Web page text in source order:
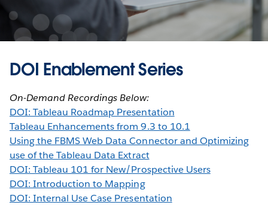
DOI Enablement Series
On-Demand Recordings Below:
DOI: Tableau Roadmap Presentation
Tableau Enhancements from 9.3 to 10.1
Using the FBMS Web Data Connector and Optimizing
use of the Tableau Data Extract
DOI: Tableau 101 for New/Prospective Users
DOI: Introduction to Mapping
DOI: Internal Use Case Presentation